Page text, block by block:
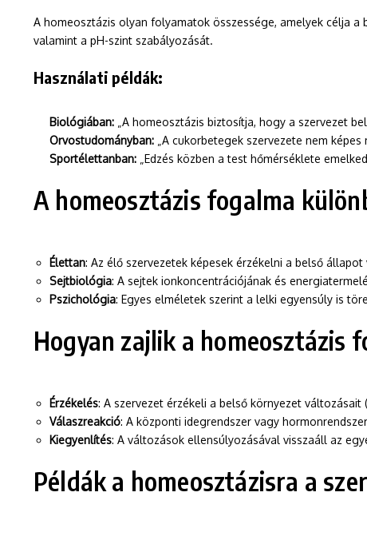
A homeosztázis olyan folyamatok összessége, amelyek célja
valamint a pH-szint szabályozását.
Használati példák:
Biológiában: „A homeosztázis biztosítja, hogy a szervezet
Orvostudományban: „A cukorbetegek szervezete nem
Sportélettanban: „Edzés közben a test hőmérséklete
A homeosztázis fogalma
Élettan: Az élő szervezetek képesek érzékelni a belső
Sejtbiológia: A sejtek ionkoncentrációjának és
Pszichológia: Egyes elméletek szerint a lelki egyensúly is
Hogyan zajlik a homeosztázis
Érzékelés: A szervezet érzékeli a belső környezet változásait
Válaszreakció: A központi idegrendszer vagy
Kiegyenlítés: A változások ellensúlyozásával visszaáll az
Példák a homeosztázisra a